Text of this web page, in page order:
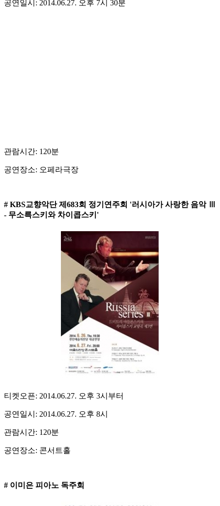
공연일시: 2014.06.27. 오후 7시 30분
관람시간: 120분
공연장소: 오페라극장
# KBS교향악단 제683회 정기연주회 '러시아가 사랑한 음악 Ⅲ
- 무소륵스키와 차이콥스키'
티켓오픈: 2014.06.27. 오후 3시부터
공연일시: 2014.06.27. 오후 8시
관람시간: 120분
공연장소: 콘서트홀
# 이미은 피아노 독주회